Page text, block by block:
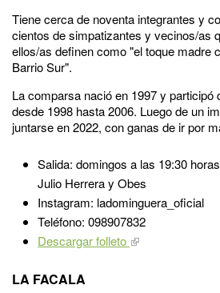
Tiene cerca de noventa integrantes y
cientos de simpatizantes y vecinos/as
ellos/as definen como "el toque madre
Barrio Sur".
La comparsa nació en 1997 y participó
desde 1998 hasta 2006. Luego de un
juntarse en 2022, con ganas de ir por
Salida: domingos a las 19:30
Julio Herrera y Obes
Instagram: ladominguera_oficial
Teléfono: 098907832
Descargar folleto
LA FACALA